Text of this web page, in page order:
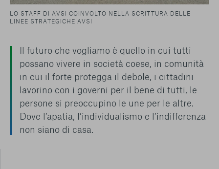
LO STAFF DI AVSI COINVOLTO NELLA SCRITTURA DELLE
LINEE STRATEGICHE AVSI
Il futuro che vogliamo è quello in cui tutti
possano vivere in società coese, in comunità
in cui il forte protegga il debole, i cittadini
lavorino con i governi per il bene di tutti, le
persone si preoccupino le une per le altre.
Dove l’apatia, l’individualismo e l’indifferenza
non siano di casa.